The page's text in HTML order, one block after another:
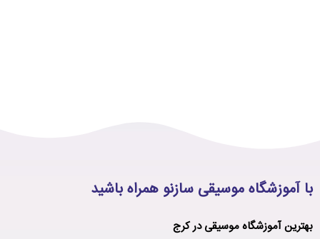
با آموزشگاه موسیقی سازنو همراه باشید
بهترین آموزشگاه موسیقی در کرج